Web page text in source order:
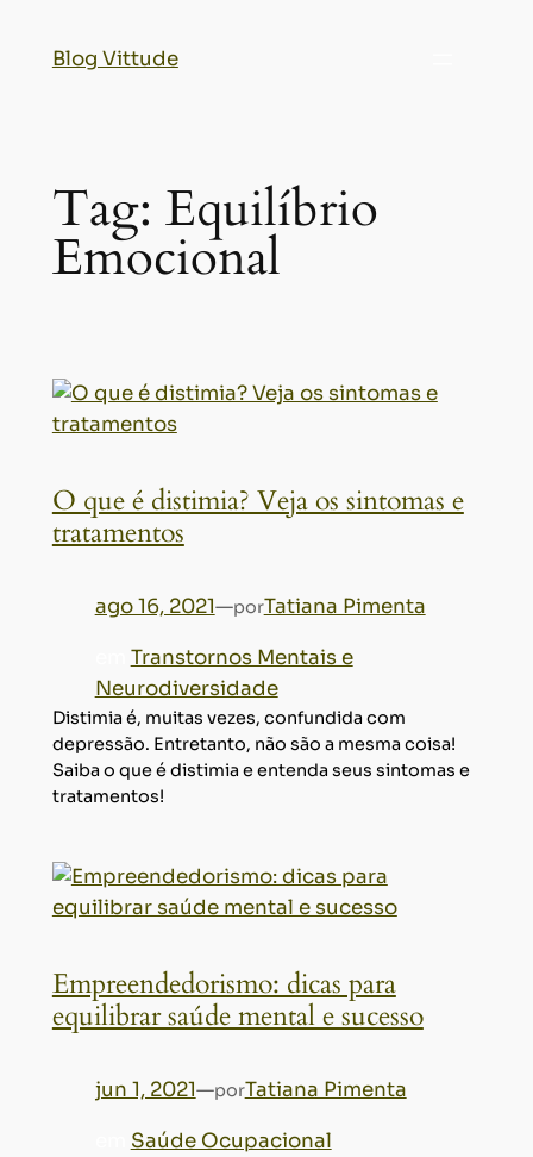
Blog Vittude
Tag: Equilíbrio
Emocional
O que é distimia? Veja os sintomas e
tratamentos
ago 16, 2021—porTatiana Pimenta
Transtornos Mentais e
Neurodiversidade
Distimia é, muitas vezes, confundida com
depressão. Entretanto, não são a mesma coisa!
Saiba o que é distimia e entenda seus sintomas e
tratamentos!
Empreendedorismo: dicas para
equilibrar saúde mental e sucesso
jun 1, 2021—porTatiana Pimenta
Saúde Ocupacional